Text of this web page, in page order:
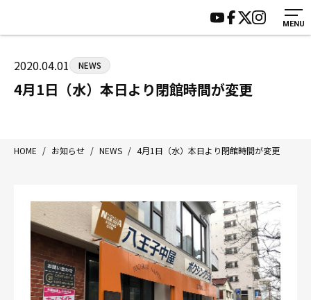
MENU
八王子中屋ボクシングジム
〒192-0072 東京都八王子市南町3-8 第2原嶋ビル1F
Tel/Fax：042-622-7222
営業時間：月〜土 14:00〜22:00 / 日・祝 14:00〜19:00
HOME
ジムについて
トレーニング
入会案内
施設紹介
会員様の声
サポーター募集
2020.04.01 NEWS
4月1日（水）本日より閉館時間が変更
HOME / お知らせ / NEWS / 4月1日（水）本日より閉館時間が変更